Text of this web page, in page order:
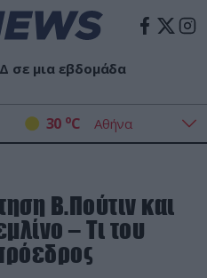
σε μια εβδομάδα
30 oC
Β.Πούτιν και
– Τι του